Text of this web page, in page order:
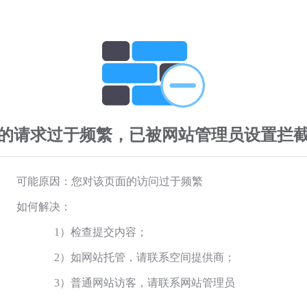
请求过于频繁，已被网站管理员设置拦
可能原因：您对该页面的访问过于频繁
如何解决：
1）检查提交内容；
2）如网站托管，请联系空间提供商；
3）普通网站访客，请联系网站管理员